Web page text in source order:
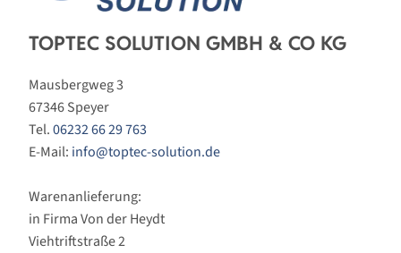
TOPTEC SOLUTION GMBH & CO KG
Mausbergweg 3
67346 Speyer
Tel.06232 66 29 763
E-Mail: info@toptec-solution.de
Warenanlieferung:
in Firma Von der Heydt
Viehtriftstraße 2